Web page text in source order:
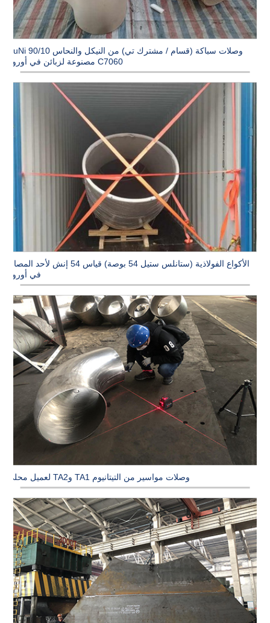
وصلات سباكة (قسام / مشترك تي) من النيكل والنحاس CuNi 90/10
C7060 مصنوعة لزبائن في أوروبا
الأكواع الفولاذية (ستانلس ستيل 54 بوصة) قياس 54 إنش لأحد المصانع
في أوروبا
وصلات مواسير من التيتانيوم TA1 وTA2 لعميل محلي